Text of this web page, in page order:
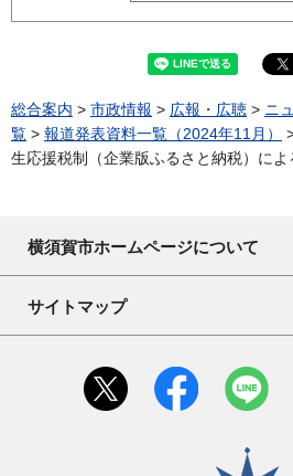
総合案内 > 市政情報 > 広報・広聴 > ニ
覧 > 報道発表資料一覧（2024年11月）
生応援税制（企業版ふるさと納税）に
横須賀市ホームページについて
サイトマップ
横須賀市